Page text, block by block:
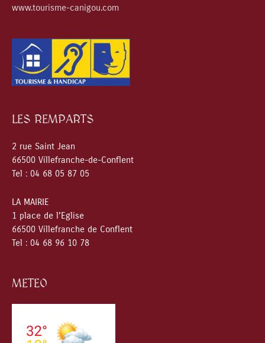
www.tourisme-canigou.com
LES REMPARTS
2 rue Saint Jean
66500 Villefranche-de-Conflent
Tel : 04 68 05 87 05
LA MAIRIE
1 place de l’Eglise
66500 Villefranche de Conflent
Tel : 04 68 96 10 78
METEO